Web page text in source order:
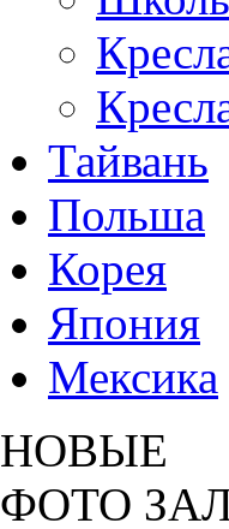
Тайвань
Польша
Корея
Япония
Мексика
НОВЫЕ
ФОТО